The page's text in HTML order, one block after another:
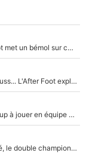
Ferran Torres accepte de signer au PSG : L'After Foot met un bémol sur ce transfert, le champion du monde va couter trop cher ?
Mason Greenwood, Roberto De Zerbi, Jonathan Clauss... L'After Foot explique pourquoi Medhi Benatia a craqué à l'OM !
Un joueur snobé par Didier Deschamps a un gros coup à jouer en équipe de France : Zinedine Zidane a trouvé son numéro 9 ?
Le PSG veut s'offrir une pépite de 16 ans : Déterminé, le double champion d'Europe en titre est prêt à lâcher 40M€ pour celui que l'on compare déjà à Vinicius Jr !